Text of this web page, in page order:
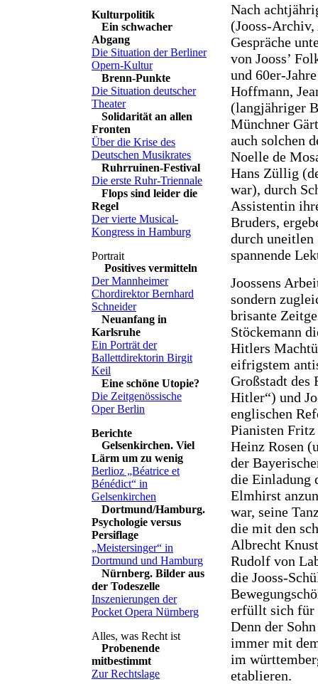
Ein schwacher
Abgang
Die Situation der Berliner
Opern-Kultur
Brenn-Punkte
Die Situation deutscher
Theater
Solidarität an allen
Fronten
Über die Krise des
Deutschen Musikrates
Ruhrruinen-Festival
Die erste Ruhr-Triennale
Flops sind leider die
Regel
Der vierte Musical-
Kongress in Hamburg
Positives vermitteln
Der Mannheimer
Chordirektor Bernhard
Schneider
Neuanfang in
Karlsruhe
Ein Porträt der
Ballettdirektorin Birgit
Keil
Eine schöne Utopie?
Die Zeitgenössische
Oper Berlin
Gelsenkirchen. Viel
Lärm um zu wenig
Berlioz „Béatrice et
Bénédict“ in
Gelsenkirchen
Dortmund/Hamburg.
Psychologie versus
Persiflage
„Meistersinger“ in
Dortmund und Hamburg
Nürnberg. Bilder aus
der Todeszelle
Inszenierungen der
Pocket Opera Nürnberg
Probenende
mitbestimmt
Zur Rechtslage
Nach
(Jooss-
Gespräche
von Jooss’
und 60er-
Hoffmann,
(langjähriger
Münchner
auch solchen
Noelle de
Hans Züllig
war), durch
Assistentin
Bruders,
durch
spannende
Joossens
sondern
brisante
Stöckemann
Hitlers
eifrigstem
Großstadt des
Hitler“) und
englischen
Pianisten Fritz
Heinz Rosen
der
die Einladung
Elmhirst
war, seine
die mit den
Albrecht
Rudolf von
die Jooss-
erfüllt sich für
Denn der
immer mit
im
etablieren.